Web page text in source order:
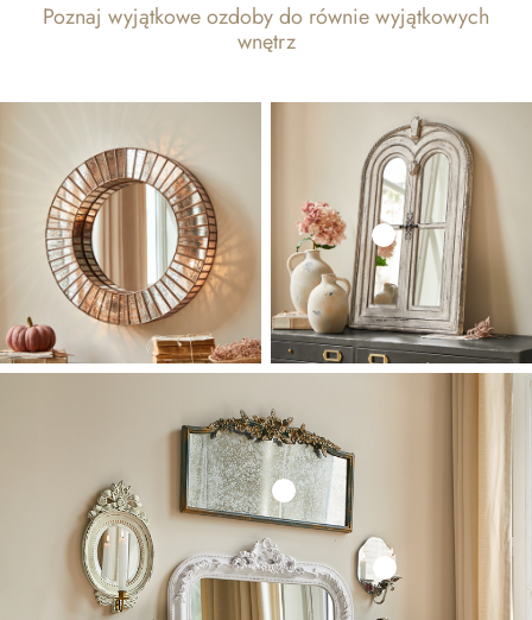
Poznaj wyjątkowe ozdoby do równie wyjątkowych
wnętrz